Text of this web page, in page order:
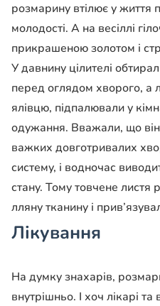
розмарину втілює у життя
молодості. А на весіллі
прикрашеною золотом і
У давнину цілителі
перед оглядом хворого, а
ялівцю, підпалювали у
одужання. Вважали, що він
важких довготривалих
систему, і водночас
стану. Тому товчене листя
лляну тканину і
Лікування
На думку знахарів,
внутрішньо. I хоч лікарі